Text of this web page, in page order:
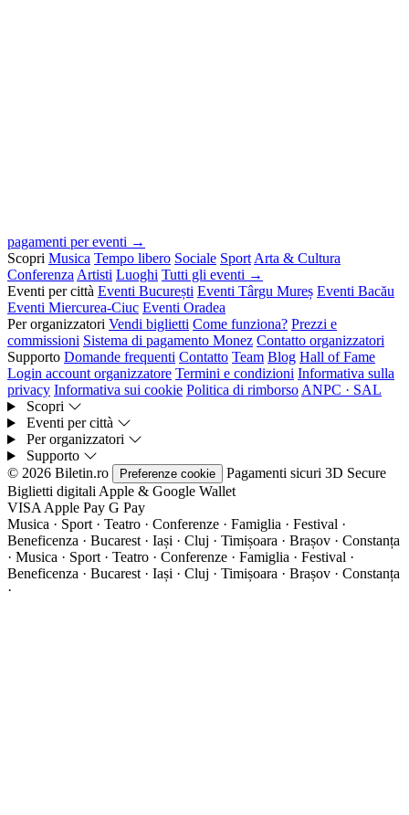
pagamenti per eventi →
Scopri Musica Tempo libero Sociale Sport Arta & Cultura
Conferenza Artisti Luoghi Tutti gli eventi →
Eventi per città Eventi București Eventi Târgu Mureș Eventi Bacău
Eventi Miercurea-Ciuc Eventi Oradea
Per organizzatori Vendi biglietti Come funziona? Prezzi e
commissioni Sistema di pagamento Monez Contatto organizzatori
Supporto Domande frequenti Contatto Team Blog Hall of Fame
Login account organizzatore Termini e condizioni Informativa sulla
privacy Informativa sui cookie Politica di rimborso ANPC · SAL
Scopri
Eventi per città
Per organizzatori
Supporto
© 2026 Biletin.ro
Preferenze cookie Pagamenti sicuri 3D Secure
Biglietti digitali Apple & Google Wallet
VISA Apple Pay G Pay
Musica · Sport · Teatro · Conferenze · Famiglia · Festival ·
Beneficenza · Bucarest · Iași · Cluj · Timișoara · Brașov · Constanța
· Musica · Sport · Teatro · Conferenze · Famiglia · Festival ·
Beneficenza · Bucarest · Iași · Cluj · Timișoara · Brașov · Constanța
·